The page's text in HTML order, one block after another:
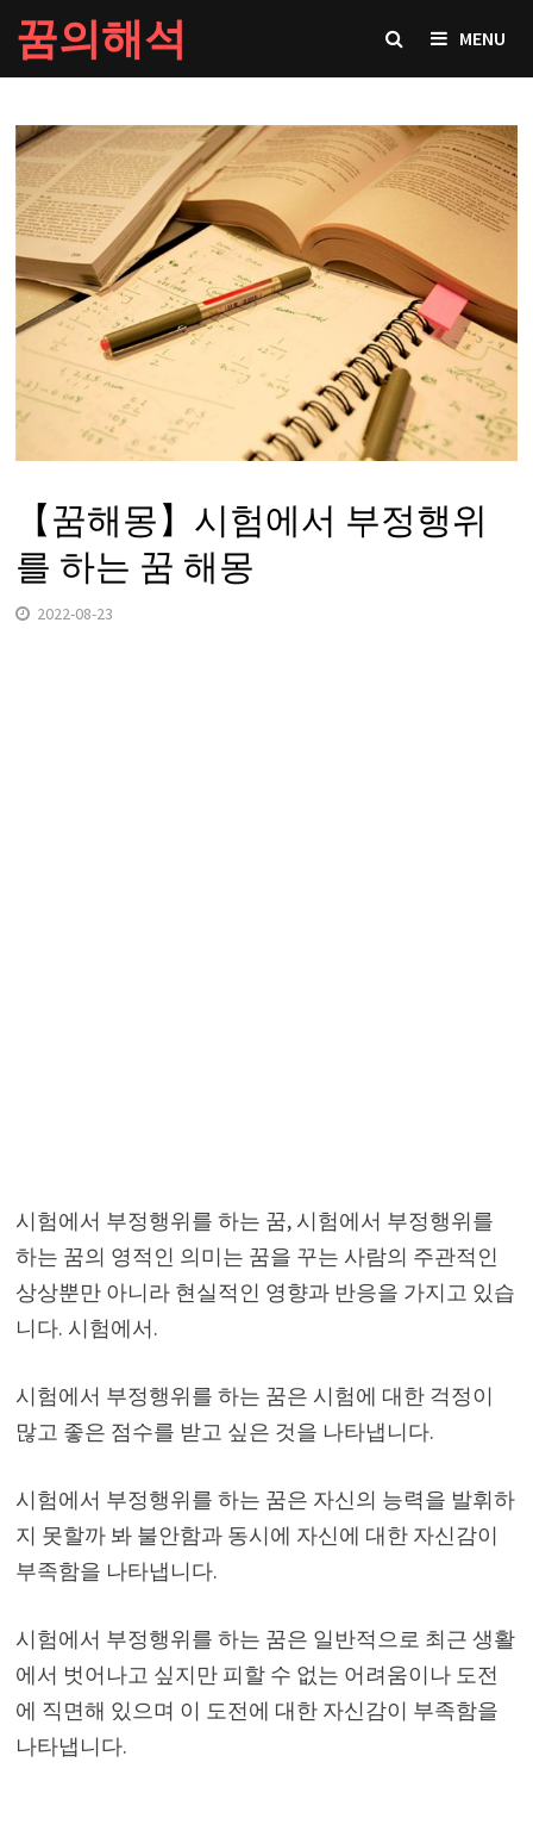
Skip
to
content
꿈의해석 MENU
【꿈해몽】시험에서 부정행위
를 하는 꿈 해몽
2022-08-23
시험에서 부정행위를 하는 꿈, 시험에서 부정행위를
하는 꿈의 영적인 의미는 꿈을 꾸는 사람의 주관적인
상상뿐만 아니라 현실적인 영향과 반응을 가지고 있습
니다. 시험에서.
시험에서 부정행위를 하는 꿈은 시험에 대한 걱정이
많고 좋은 점수를 받고 싶은 것을 나타냅니다.
시험에서 부정행위를 하는 꿈은 자신의 능력을 발휘하
지 못할까 봐 불안함과 동시에 자신에 대한 자신감이
부족함을 나타냅니다.
시험에서 부정행위를 하는 꿈은 일반적으로 최근 생활
에서 벗어나고 싶지만 피할 수 없는 어려움이나 도전
에 직면해 있으며 이 도전에 대한 자신감이 부족함을
나타냅니다.